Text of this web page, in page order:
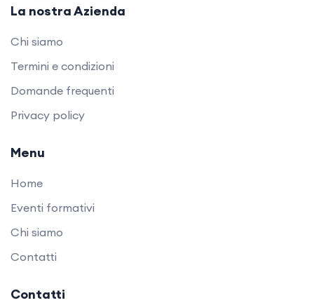
La nostra Azienda
Chi siamo
Termini e condizioni
Domande frequenti
Privacy policy
Menu
Home
Eventi formativi
Chi siamo
Contatti
Contatti